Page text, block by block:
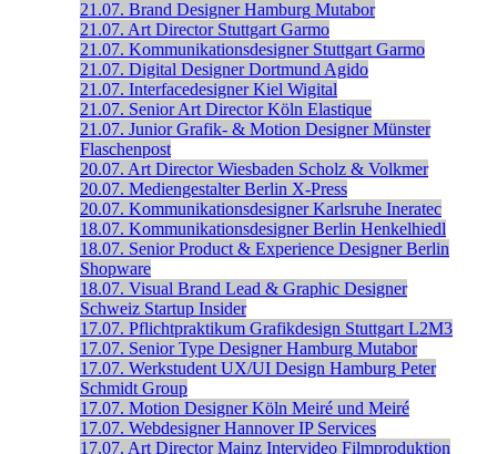
21.07. Brand Designer Hamburg Mutabor
21.07. Art Director Stuttgart Garmo
21.07. Kommunikationsdesigner Stuttgart Garmo
21.07. Digital Designer Dortmund Agido
21.07. Interfacedesigner Kiel Wigital
21.07. Senior Art Director Köln Elastique
21.07. Junior Grafik- & Motion Designer Münster
Flaschenpost
20.07. Art Director Wiesbaden Scholz & Volkmer
20.07. Mediengestalter Berlin X-Press
20.07. Kommunikationsdesigner Karlsruhe Ineratec
18.07. Kommunikationsdesigner Berlin Henkelhiedl
18.07. Senior Product & Experience Designer Berlin
Shopware
18.07. Visual Brand Lead & Graphic Designer
Schweiz Startup Insider
17.07. Pflichtpraktikum Grafikdesign Stuttgart L2M3
17.07. Senior Type Designer Hamburg Mutabor
17.07. Werkstudent UX/UI Design Hamburg Peter
Schmidt Group
17.07. Motion Designer Köln Meiré und Meiré
17.07. Webdesigner Hannover IP Services
17.07. Art Director Mainz Intervideo Filmproduktion